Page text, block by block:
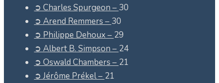
➲ Charles Spurgeon – 30
➲ Arend Remmers – 30
➲ Philippe Dehoux – 29
➲ Albert B. Simpson – 24
➲ Oswald Chambers – 21
➲ Jérôme Prékel – 21